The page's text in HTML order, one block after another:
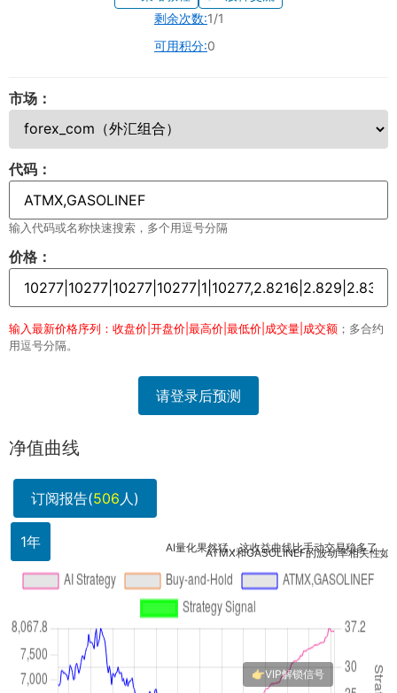
剩余次数:1/1
可用积分:0
市场：
代码：
输入代码或名称快速搜索，多个用逗号分隔
价格：
输入最新价格序列：收盘价|开盘价|最高价|最低价|成交量|成交额 ；多合约
用逗号分隔。
请登录后预测
净值曲线
订阅报告(506人)
1年 AI量化果然猛，这收益曲线比手动交易稳多了。我准
ATMX和GASOLINEF的波动率相关性如何？